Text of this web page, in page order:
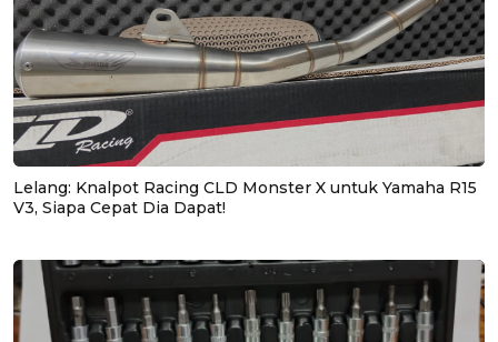
Lelang: Knalpot Racing CLD Monster X untuk Yamaha R15
V3, Siapa Cepat Dia Dapat!